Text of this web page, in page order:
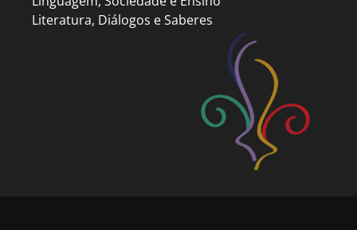
Literatura, Diálogos e Saberes